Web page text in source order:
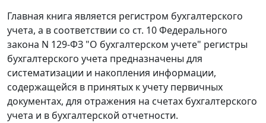
Главная книга является регистром бухгалтерского
учета, а в соответствии со ст. 10Федерального
закона N 129-ФЗ "О бухгалтерском учете" регистры
бухгалтерского учета предназначены для
систематизации и накопления информации,
содержащейся в принятых к учету первичных
документах, для отражения на счетах бухгалтерского
учета и в бухгалтерской отчетности.